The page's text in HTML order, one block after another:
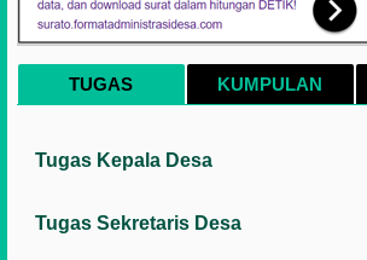
TUGAS KUMPULAN
Tugas Kepala Desa
Tugas Sekretaris Desa